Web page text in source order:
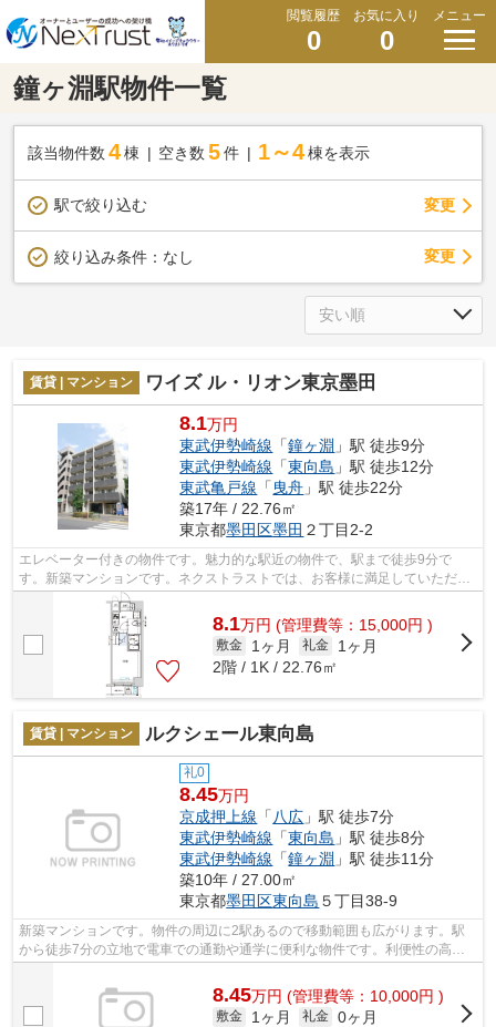
閲覧履歴
0
お気に入り
0
メニュー
鐘ヶ淵駅物件一覧
該当物件数 4棟 空き数 5 件 1～4 棟を表示
駅で絞り込む 変更
絞り込み条件： なし 変更
賃貸 | マンション ワイズ ル・リオン東京墨田
8.1万円
東武伊勢崎線 「鐘ヶ淵 」駅 徒歩9分
東武伊勢崎線 「東向島 」駅 徒歩12分
東武亀戸線 「 曳舟 」駅 徒歩22分
築17年 / 22.76㎡
東京都墨田区墨田 ２丁目2-2
エレベーター付きの物件です。魅力的な駅近の物件で、駅まで徒歩9分で
す。新築マンションです。ネクストラストでは、お客様に満足していただけ
るお部屋のご提供を心掛けております。墨...
8.1万円 (管理費等：15,000円 )
敷金 1ヶ月 礼金
1ヶ月
2階 / 1K / 22.76㎡
賃貸 | マンション ルクシェール東向島
礼0
8.45万円
京成押上線 「 八広 」駅 徒歩7分
東武伊勢崎線 「東向島 」駅 徒歩8分
東武伊勢崎線 「鐘ヶ淵 」駅 徒歩11分
築10年 / 27.00㎡
東京都墨田区東向島 ５丁目38-9
新築マンションです。物件の周辺に2駅あるので移動範囲も広がります。駅
から徒歩7分の立地で電車での通勤や通学に便利な物件です。利便性の高い
8.45万円 (管理費等：10,000円 )
敷金 1ヶ月 礼金 0ヶ月